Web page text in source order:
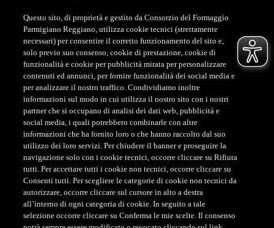
Assistenza
ASSISTENZA CLIENTI SHOP
Tel. +39 0522-122122
customerservice@parmigianoreggiano.it
ASSISTENZA CLIENTI CONCORSO
Tel. +39 379 193 8871
Questo sito, di proprietà e gestito da Consorzio del Formaggio
Parmigiano Reggiano, utilizza cookie tecnici (strettamente
necessari) per consentire il corretto funzionamento del sito e,
solo previo suo consenso, cookie di prestazione, cookie di
funzionalità e cookie per pubblicità mirata per personalizzare
contenuti ed annunci, per fornire funzionalità dei social media e
per analizzare il nostro traffico. Condividiamo inoltre
informazioni sul modo in cui utilizza il nostro sito con i nostri
partner che si occupano di analisi dei dati web, pubblicità e
social media, i quali potrebbero combinarle con altre
informazioni che ha fornito loro o che hanno raccolto dal suo
utilizzo dei loro servizi. Per chiudere il banner e proseguire la
navigazione solo con i cookie tecnici, occorre cliccare su Rifiuta
tutti. Per accettare tutti i cookie non tecnici, occorre cliccare su
Consenti tutti. Per scegliere le categorie di cookie non tecnici da
autorizzare, occorre cliccare sul cursore in alto a destra
all’interno di ogni categoria di cookie. In seguito a tale
selezione occorre cliccare su Conferma le mie scelte. Il consenso